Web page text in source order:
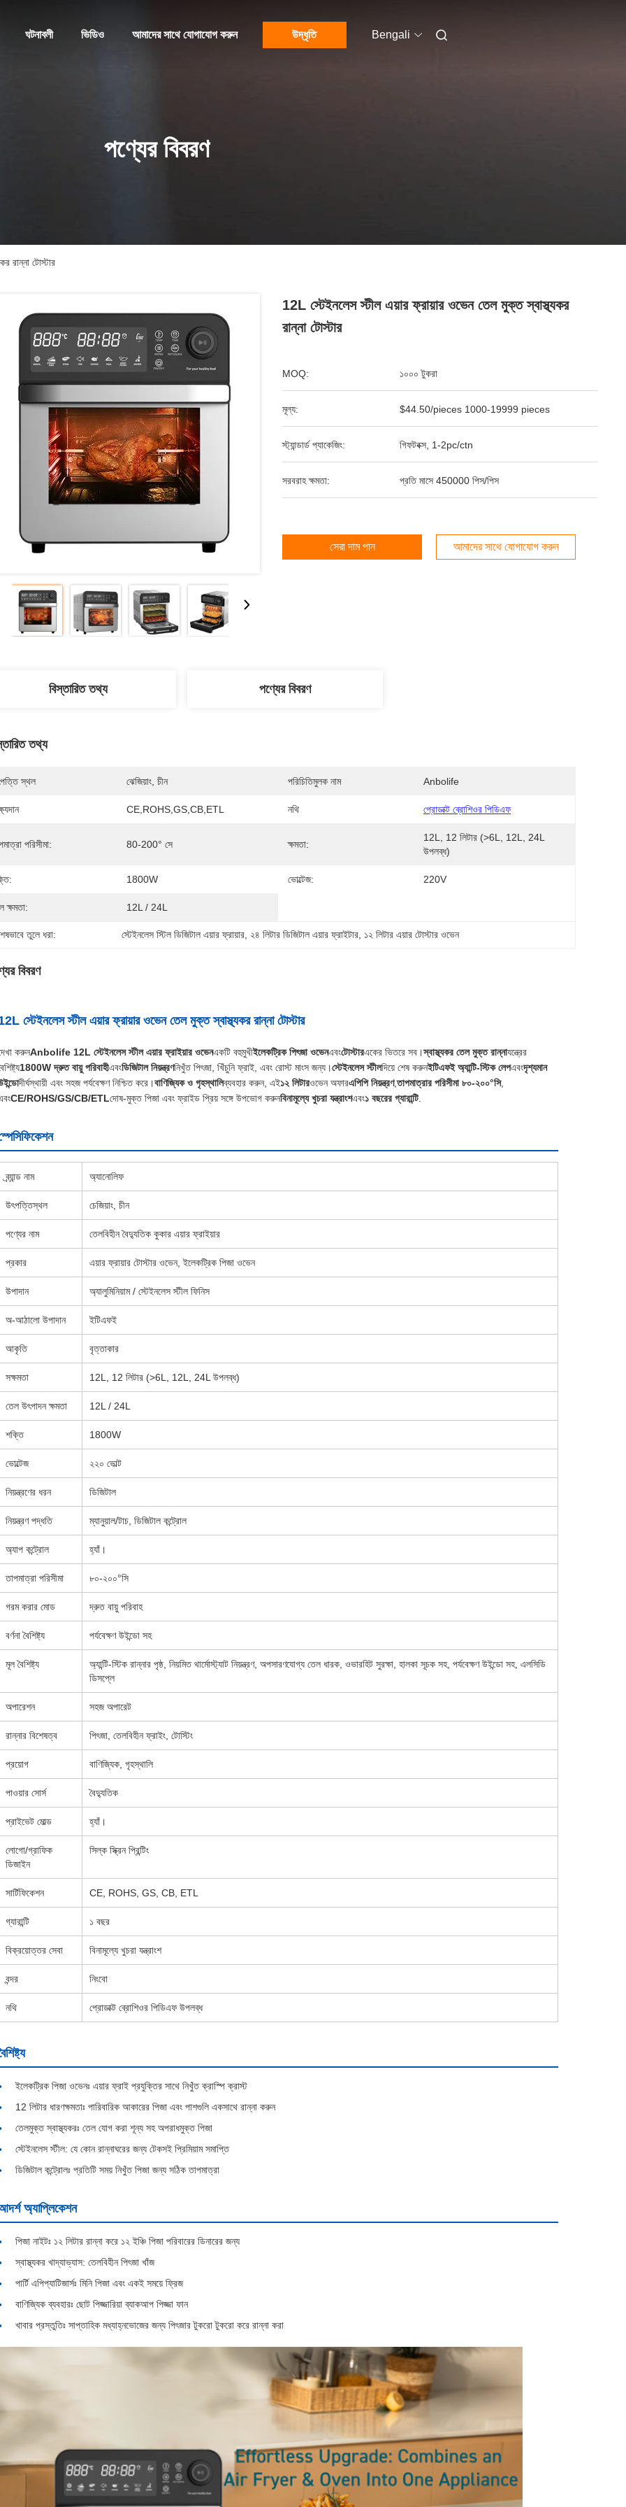
ঘটনাবলী ভিডিও আমাদের সাথে যোগাযোগ করুন উদ্ধৃতি Bengali
পণ্যের বিবরণ
রান্না টোস্টার
12L স্টেইনলেস স্টীল এয়ার ফ্রায়ার ওভেন তেল মুক্ত স্বাস্থ্যকর
রান্না টোস্টার
MOQ: ১০০০ টুকরা
মূল্য: $44.50/pieces 1000-19999 pieces
স্ট্যান্ডার্ড প্যাকেজিং: গিফটবক্স, 1-2pc/ctn
সরবরাহ ক্ষমতা: প্রতি মাসে 450000 পিস/পিস
সেরা দাম পান আমাদের সাথে যোগাযোগ করুন
বিস্তারিত তথ্য পণ্যের বিবরণ
তথ্য
স্থল ঝেজিয়াং, চীন পরিচিতিমুলক নাম Anbolife
CE,ROHS,GS,CB,ETL নথি প্রোডাক্ট ব্রোশিওর পিডিএফ
পরিসীমা: 80-200° সে ক্ষমতা:
12L, 12 লিটার (>6L, 12L, 24L
উপলব্ধ)
1800W ভোল্টেজ: 220V
ক্ষমতা: 12L / 24L
তুলে ধরা: স্টেইনলেস স্টিল ডিজিটাল এয়ার ফ্রায়ার , ২৪ লিটার ডিজিটাল এয়ার ফ্রাইটার ১২ লিটার এয়ার টোস্টার ওভেন
বিবরণ
স্টেইনলেস স্টীল এয়ার ফ্রায়ার ওভেন তেল মুক্ত স্বাস্থ্যকর রান্না টোস্টার
করুনAnbolife 12L স্টেইনলেস স্টীল এয়ার ফ্রাইয়ার ওভেনএকটি বহুমুখীইলেকট্রিক পিৎজা ওভেনএবংটোস্টারএকের ভিতরে সব।স্বাস্থ্যকর তেল মুক্ত রান্নাযন্ত্রের
1800W দ্রুত বায়ু পরিবাহীএবংডিজিটাল নিয়ন্ত্রণনিখুঁত পিৎজা, খিঁচুনি ফ্রাই, এবং রোস্ট মাংস জন্য।স্টেইনলেস স্টীলদিয়ে শেষ করুনইটিএফই অ্যান্টি-স্টিক লেপএবংদৃশ্যমান
দীর্ঘস্থায়ী এবং সহজ পর্যবেক্ষণ নিশ্চিত করে।বাণিজ্যিক ও গৃহস্থালিব্যবহার করুন, এই১২ লিটারওভেন অফারএপিপি নিয়ন্ত্রণ,তাপমাত্রার পরিসীমা ৮০-২০০°সি,
CE/ROHS/GS/CB/ETLদোষ-মুক্ত পিজা এবং ফ্রাইড প্রিয় সঙ্গে উপভোগ করুনবিনামূল্যে খুচরা যন্ত্রাংশএবং১ বছরের গ্যারান্টি.
ব্র্যান্ড নাম অ্যানোলিফ
উৎপত্তিস্থল চেজিয়াং, চীন
পণ্যের নাম তেলবিহীন বৈদ্যুতিক কুকার এয়ার ফ্রাইয়ার
প্রকার এয়ার ফ্রায়ার টোস্টার ওভেন, ইলেকট্রিক পিজা ওভেন
উপাদান অ্যালুমিনিয়াম / স্টেইনলেস স্টীল ফিনিস
অ-আঠালো উপাদান ইটিএফই
আকৃতি বৃত্তাকার
সক্ষমতা 12L, 12 লিটার (>6L, 12L, 24L উপলব্ধ)
তেল উৎপাদন ক্ষমতা 12L / 24L
শক্তি 1800W
ভোল্টেজ ২২০ ভোল্ট
নিয়ন্ত্রণের ধরন ডিজিটাল
নিয়ন্ত্রণ পদ্ধতি ম্যানুয়াল/টাচ, ডিজিটাল কন্ট্রোল
অ্যাপ কন্ট্রোল হ্যাঁ।
তাপমাত্রা পরিসীমা ৮০-২০০°সি
গরম করার মোড দ্রুত বায়ু পরিবাহ
বর্ণনা বৈশিষ্ট্য পর্যবেক্ষণ উইন্ডো সহ
মূল বৈশিষ্ট্য
অ্যান্টি-স্টিক রান্নার পৃষ্ঠ, নিয়মিত থার্মোস্ট্যাট নিয়ন্ত্রণ, অপসারণযোগ্য তেল ধারক, ওভারহিট সুরক্ষা, হালকা সূচক সহ, পর্যবেক্ষণ উইন্ডো সহ, এলসিডি
ডিসপ্লে
অপারেশন সহজ অপারেট
রান্নার বিশেষত্ব পিৎজা, তেলবিহীন ফ্রাইং, টোস্টিং
প্রয়োগ বাণিজ্যিক, গৃহস্থালি
পাওয়ার সোর্স বৈদ্যুতিক
প্রাইভেট মোল্ড হ্যাঁ।
লোগো/গ্রাফিক
ডিজাইন
সিল্ক স্ক্রিন প্রিন্টিং
সার্টিফিকেশন CE, ROHS, GS, CB, ETL
গ্যারান্টি ১ বছর
বিক্রয়োত্তর সেবা বিনামূল্যে খুচরা যন্ত্রাংশ
বন্দর নিংবো
নথি প্রোডাক্ট ব্রোশিওর পিডিএফ উপলব্ধ
ইলেকট্রিক পিজা ওভেনঃ এয়ার ফ্রাই প্রযুক্তির সাথে নিখুঁত ক্রাস্পি ক্রাস্ট
12 লিটার ধারণক্ষমতাঃ পারিবারিক আকারের পিজা এবং পাশগুলি একসাথে রান্না করুন
তেলমুক্ত স্বাস্থ্যকরঃ তেল যোগ করা শূন্য সহ অপরাধমুক্ত পিজা
স্টেইনলেস স্টীল: যে কোন রান্নাঘরের জন্য টেকসই প্রিমিয়াম সমাপ্তি
ডিজিটাল কন্ট্রোলঃ প্রতিটি সময় নিখুঁত পিজা জন্য সঠিক তাপমাত্রা
অ্যাপ্লিকেশন
পিজা নাইটঃ ১২ লিটার রান্না করে ১২ ইঞ্চি পিজা পরিবারের ডিনারের জন্য
স্বাস্থ্যকর খাদ্যাভ্যাস: তেলবিহীন পিৎজা খাঁজ
পার্টি এপিপ্যাটিজার্সঃ মিনি পিজা এবং একই সময়ে ফ্রিজ
বাণিজ্যিক ব্যবহারঃ ছোট পিজ্জারিয়া ব্যাকআপ পিজ্জা ফান
খাবার প্রস্তুতিঃ সাপ্তাহিক মধ্যাহ্নভোজের জন্য পিৎজার টুকরো টুকরো করে রান্না করা